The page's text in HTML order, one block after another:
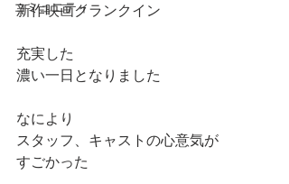
コミュニティ
新作映画クランクイン
充実した
濃い一日となりました
なにより
スタッフ、キャストの心意気が
すごかった